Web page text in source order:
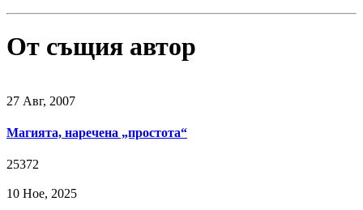
От същия автор
27 Авг, 2007
Магията, наречена „простота“
25372
10 Ное, 2025